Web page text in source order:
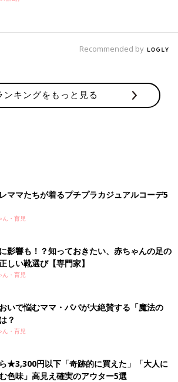
Recommended by
ンキングをもっと見る
ママたちが着るプチプラカジュアルコーデ5
ん・育児
影響も！？知っておきたい、赤ちゃんの足の
しい靴選び【専門家】
ん・育児
いで悩むママ・パパが大絶賛する「魔法の
？
ん・育児
★3,300円以下「奇跡的に買えた」「大人に
色味」高見え確実のアウター5選